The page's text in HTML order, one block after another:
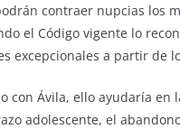
contraer nupcias los
el Código vigente lo
excepcionales a partir de
con Ávila, ello ayudaría en
adolescente, el